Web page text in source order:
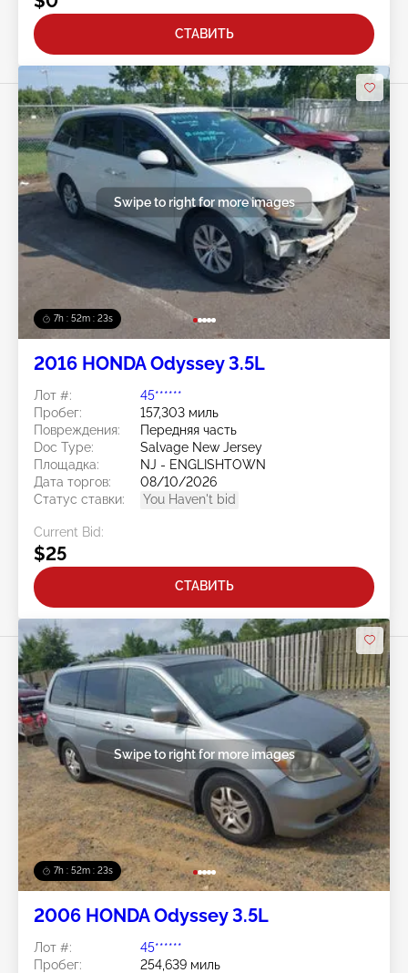
СТАВИТЬ
7h : 52m : 20s
Swipe to right for more images
2016 HONDA Odyssey 3.5L
Лот #:
45******
Пробег:
157,303 миль
Повреждения:
Передняя часть
Doc Type:
Salvage New Jersey
Площадка:
NJ - ENGLISHTOWN
Дата торгов:
08/10/2026
Статус ставки:
You Haven't bid
Current Bid:
$25
СТАВИТЬ
7h : 52m : 20s
Swipe to right for more images
2006 HONDA Odyssey 3.5L
Лот #:
45******
Пробег:
254,639 миль